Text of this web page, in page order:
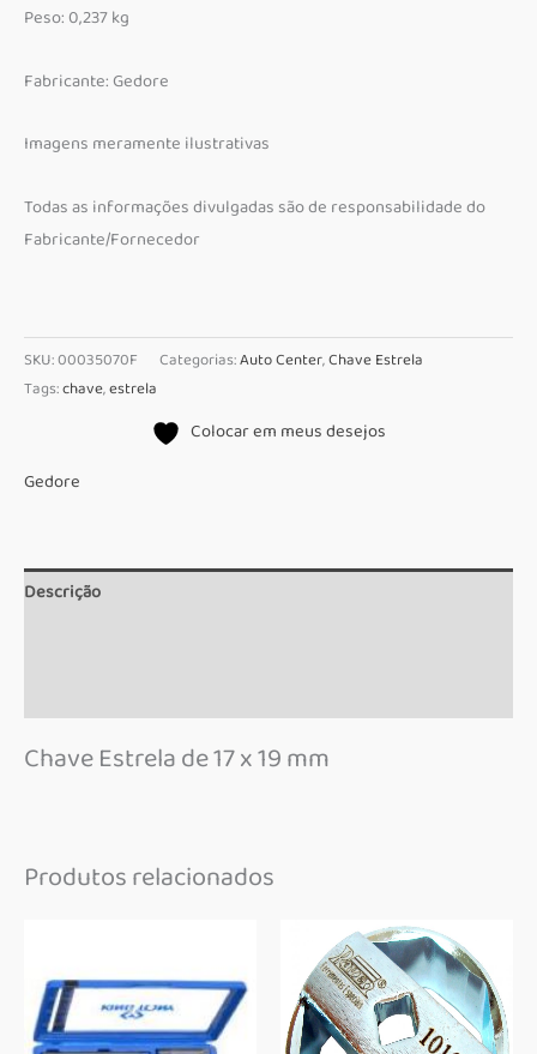
Peso: 0,237 kg
Fabricante: Gedore
Imagens meramente ilustrativas
Todas as informações divulgadas são de responsabilidade do
Fabricante/Fornecedor
SKU:00035070F Categorias:Auto Center,Chave Estrela
Tags:chave,estrela
Colocar em meus desejos
Gedore
Descrição
Chave Estrela de 17 x 19 mm
Produtos relacionados